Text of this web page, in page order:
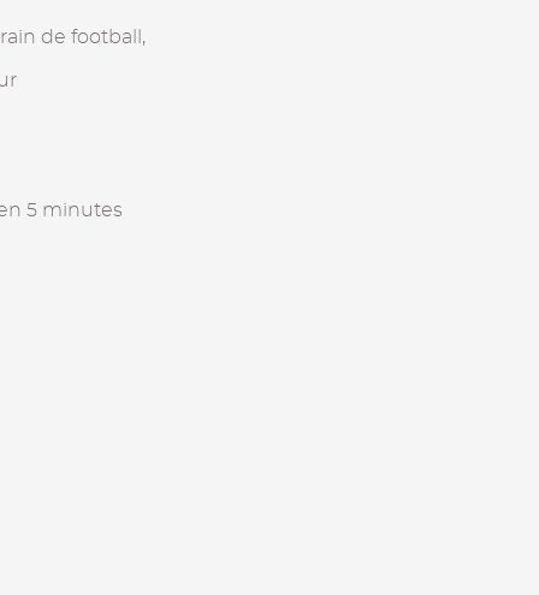
de football,
5 minutes